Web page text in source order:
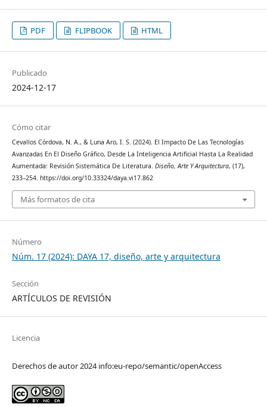
PDF FLIPBOOK HTML
Publicado
2024-12-17
Cómo citar
Cevallos Córdova, N. A., & Luna Aro, I. S. (2024). El Impacto De Las Tecnologías
Avanzadas En El Diseño Gráfico, Desde La Inteligencia Artificial Hasta La Realidad
Aumentada: Revisión Sistemática De Literatura. Diseño, Arte Y Arquitectura, (17),
233–254. https://doi.org/10.33324/daya.vi17.862
Más formatos de cita
Número
Núm. 17 (2024): DAYA 17, diseño, arte y arquitectura
Sección
ARTÍCULOS DE REVISIÓN
Licencia
Derechos de autor 2024 info:eu-repo/semantic/openAccess